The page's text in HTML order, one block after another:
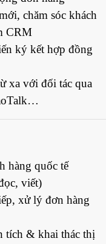
chăm sóc khách
CRM
ký kết hợp đồng
xa với đối tác qua
hàng quốc tế
viết)
xử lý đơn hàng
tích & khai thác thị